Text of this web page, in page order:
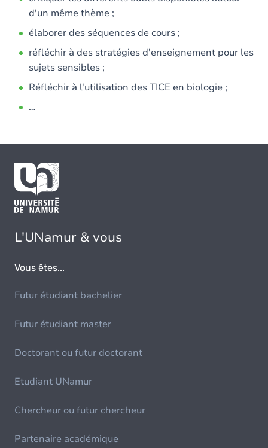
d'un même thème ;
élaborer des séquences de cours ;
réfléchir à des stratégies d'enseignement pour les
sujets sensibles ;
Réfléchir à l'utilisation des TICE en biologie ;
…
L'UNamur & vous
Vous êtes...
Futur étudiant bachelier
Futur étudiant master
Doctorant ou futur doctorant
Etudiant UNamur
Chercheur ou futur chercheur
Partenaire académique